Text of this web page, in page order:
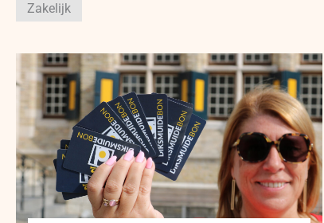
Zakelijk